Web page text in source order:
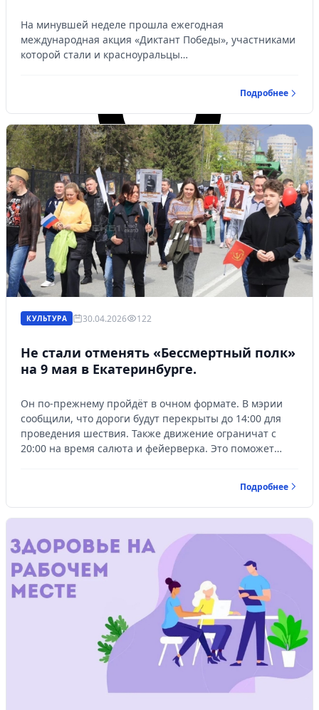
Личный кабинет
Управляйте объявлениями, отслеживайте
Войти или зарегистрироваться
На минувшей неделе прошла ежегодная
международная акция «Диктант Победы», участниками
которой стали и красноуральцы…
Подробнее
КУЛЬТУРА 30.04.2026 122
Не стали отменять «Бессмертный полк»
на 9 мая в Екатеринбурге.
Он по-прежнему пройдёт в очном формате. В мэрии
сообщили, что дороги будут перекрыты до 14:00 для
проведения шествия. Также движение ограничат с
20:00 на время салюта и фейерверка. Это поможет
Подробнее